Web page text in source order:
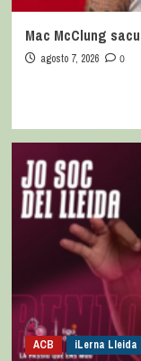
Mac McClung
agosto 7, 2026 0
ACB iLerna Lleida